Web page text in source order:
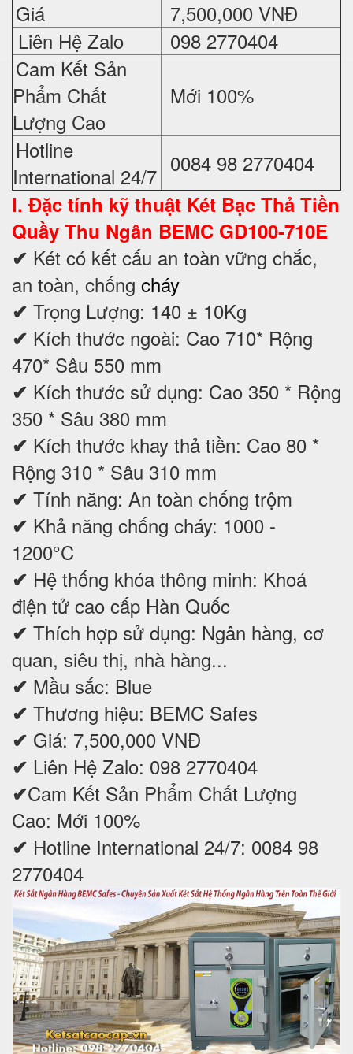
Giá
7,500,000 VNĐ
Liên Hệ Zalo
098 2770404
Cam Kết Sản
Phẩm Chất
Lượng Cao
Mới 100%
Hotline
International 24/7 0084 98 2770404
I. Đặc tính kỹ thuật Két Bạc Thả Tiền
Quầy Thu Ngân BEMC GD100-710E
✔ Két có kết cấu an toàn vững chắc,
an toàn, chống cháy
✔ Trọng Lượng: 140 ± 10Kg
✔ Kích thước ngoài: Cao 710* Rộng
470* Sâu 550 mm
✔ Kích thước sử dụng: Cao 350 * Rộng
350 * Sâu 380 mm
✔ Kích thước khay thả tiền: Cao 80 *
Rộng 310 * Sâu 310 mm
✔ Tính năng: An toàn chống trộm
✔ Khả năng chống cháy: 1000 -
1200°C
✔ Hệ thống khóa thông minh: Khoá
điện tử cao cấp Hàn Quốc
✔ Thích hợp sử dụng: Ngân hàng, cơ
quan, siêu thị, nhà hàng...
✔ Mầu sắc: Blue
✔ Thương hiệu: BEMC Safes
✔ Giá: 7,500,000 VNĐ
✔ Liên Hệ Zalo: 098 2770404
✔Cam Kết Sản Phẩm Chất Lượng
Cao: Mới 100%
✔ Hotline International 24/7: 0084 98
2770404